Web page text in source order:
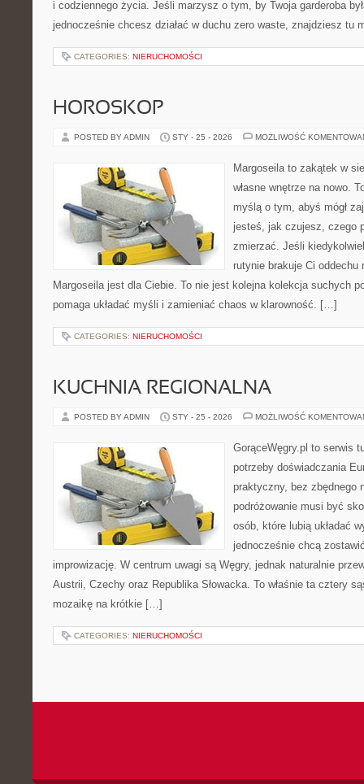
i codziennego życia. Jeśli marzysz o tym, by Twoja garderoba
jednocześnie chcesz działać w duchu zero waste, znajdziesz tu
CATEGORIES: NIERUCHOMOŚCI
HOROSKOP
POSTED BY ADMIN STY - 25 - 2026 MOŻLIWOŚĆ
Margoseila to zakątek w
własne wnętrze na nowo.
myślą o tym, abyś mógł
jesteś, jak czujesz, czego
zmierzać. Jeśli
rutynie brakuje Ci oddechu
Margoseila jest dla Ciebie. To nie jest kolejna kolekcja suchych
pomaga układać myśli i zamieniać chaos w klarowność. […]
CATEGORIES: NIERUCHOMOŚCI
KUCHNIA REGIONALNA
POSTED BY ADMIN STY - 25 - 2026 MOŻLIWOŚĆ
GorąceWęgry.pl to serwis
potrzeby doświadczania
praktyczny, bez zbędnego
podróżowanie musi być
osób, które lubią układać
jednocześnie chcą
improwizację. W centrum uwagi są Węgry, jednak naturalnie
Austrii, Czechy oraz Republika Słowacka. To właśnie ta cztery
mozaikę na krótkie […]
CATEGORIES: NIERUCHOMOŚCI